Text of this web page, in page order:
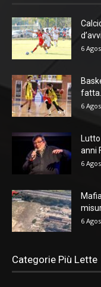
6
fatta.
6
anni
6
6
Categorie Più Lette